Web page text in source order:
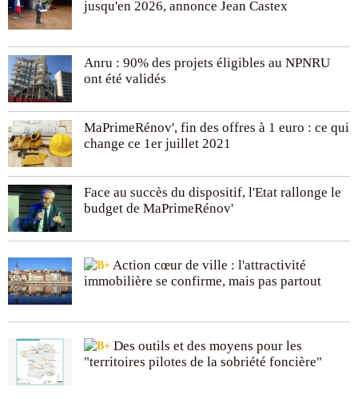
jusqu'en 2026, annonce Jean Castex
Anru : 90% des projets éligibles au NPNRU
ont été validés
MaPrimeRénov', fin des offres à 1 euro : ce qui
change ce 1er juillet 2021
Face au succès du dispositif, l'Etat rallonge le
budget de MaPrimeRénov'
Action cœur de ville : l'attractivité
immobilière se confirme, mais pas partout
Des outils et des moyens pour les
"territoires pilotes de la sobriété foncière"